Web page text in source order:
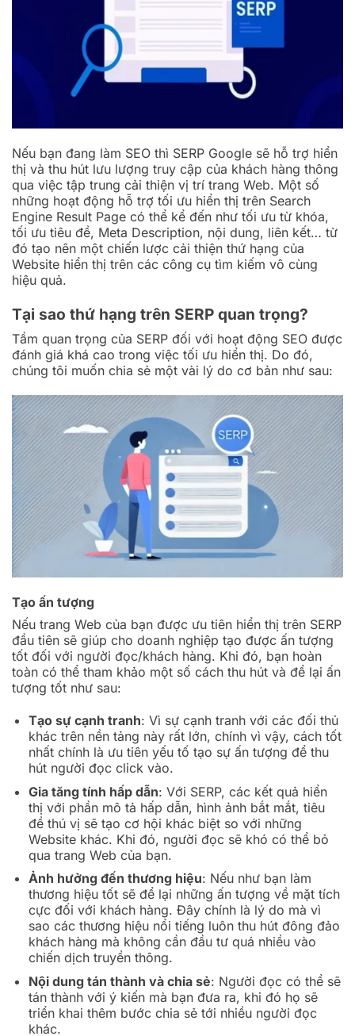
Nếu bạn đang làm SEO thì SERP Google sẽ hỗ trợ hiển
thị và thu hút lưu lượng truy cập của khách hàng thông
qua việc tập trung cải thiện vị trí trang Web. Một số
những hoạt động hỗ trợ tối ưu hiển thị trên Search
Engine Result Page có thể kể đến như tối ưu từ khóa,
tối ưu tiêu đề, Meta Description, nội dung, liên kết… từ
đó tạo nên một chiến lược cải thiện thứ hạng của
Website hiển thị trên các công cụ tìm kiếm vô cùng
hiệu quả.
Tại sao thứ hạng trên SERP quan trọng?
Tầm quan trọng của SERP đối với hoạt động SEO được
đánh giá khá cao trong việc tối ưu hiển thị. Do đó,
chúng tôi muốn chia sẻ một vài lý do cơ bản như sau:
Tạo ấn tượng
Nếu trang Web của bạn được ưu tiên hiển thị trên SERP
đầu tiên sẽ giúp cho doanh nghiệp tạo được ấn tượng
tốt đối với người đọc/khách hàng. Khi đó, bạn hoàn
toàn có thể tham khảo một số cách thu hút và để lại ấn
tượng tốt như sau:
Tạo sự cạnh tranh: Vì sự cạnh tranh với các đối thủ
khác trên nền tảng này rất lớn, chính vì vậy, cách tốt
nhất chính là ưu tiên yếu tố tạo sự ấn tượng để thu
hút người đọc click vào.
Gia tăng tính hấp dẫn: Với SERP, các kết quả hiển
thị với phần mô tả hấp dẫn, hình ảnh bắt mắt, tiêu
đề thú vị sẽ tạo cơ hội khác biệt so với những
Website khác. Khi đó, người đọc sẽ khó có thể bỏ
qua trang Web của bạn.
Ảnh hưởng đến thương hiệu: Nếu như bạn làm
thương hiệu tốt sẽ để lại những ấn tượng về mặt tích
cực đối với khách hàng. Đây chính là lý do mà vì
sao các thương hiệu nổi tiếng luôn thu hút đông đảo
khách hàng mà không cần đầu tư quá nhiều vào
chiến dịch truyền thông.
Nội dung tán thành và chia sẻ: Người đọc có thể sẽ
tán thành với ý kiến mà bạn đưa ra, khi đó họ sẽ
triển khai thêm bước chia sẻ tới nhiều người đọc
khác.